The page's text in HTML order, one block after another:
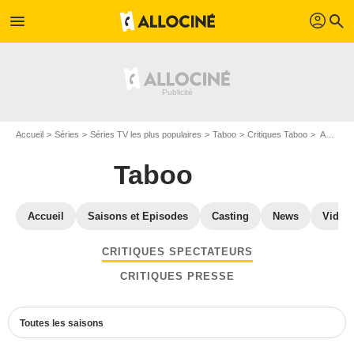
menu profil search
Accueil Séries Séries TV les plus populaires Taboo Critiques Taboo Avis Taboo - Page 3
Taboo
Accueil Saisons et Episodes Casting News
CRITIQUES SPECTATEURS
CRITIQUES PRESSE
Toutes les saisons